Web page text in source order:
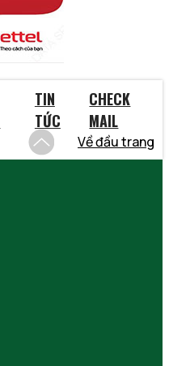
TIN
TỨC
CHECK
MAIL
Về đầu trang